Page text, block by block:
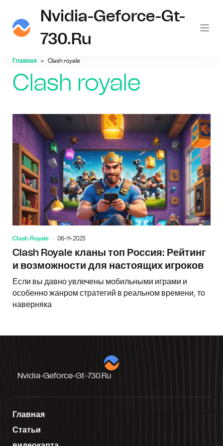
Nvidia-Geforce-Gt-
730.ru
Главная Clash royale
Clash royale
Clash Royale 06-11-2025
Clash Royale кланы топ Россия: Рейтинг
и возможности для настоящих игроков
Если вы давно увлечены мобильными играми и
особенно жанром стратегий в реальном времени, то
наверняка
Nvidia-Geforce-Gt-730.ru
Главная
Статьи